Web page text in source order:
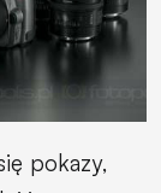
pokazy,